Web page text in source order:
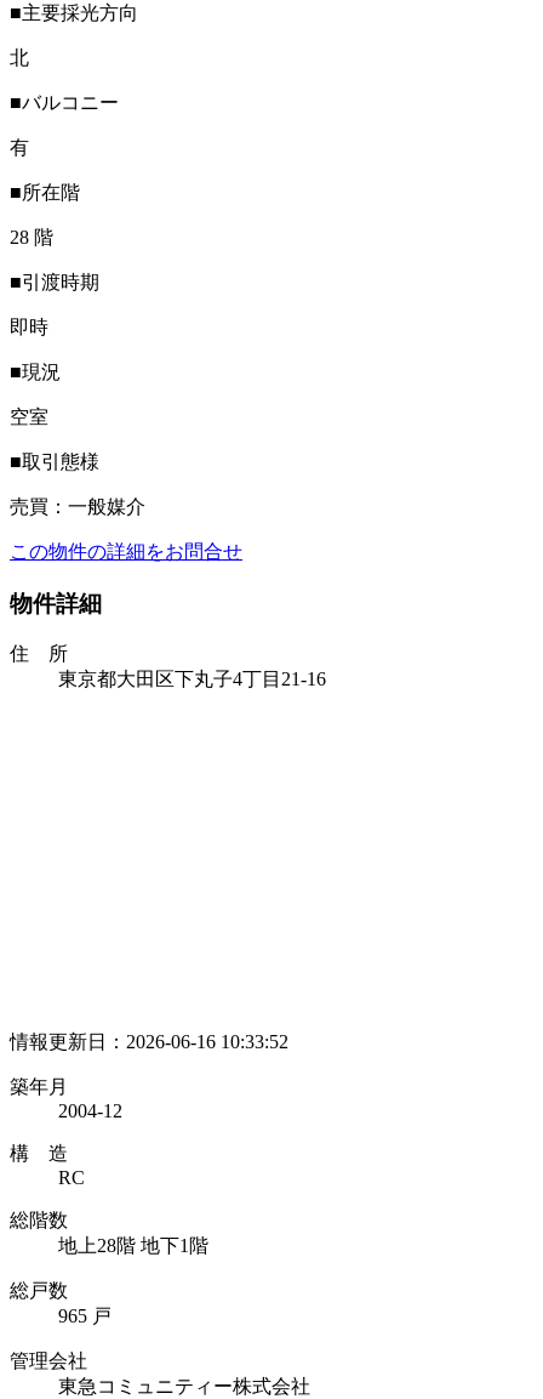
■主要採光方向
北
■バルコニー
有
■所在階
28 階
■引渡時期
即時
■現況
空室
■取引態様
売買：一般媒介
この物件の詳細をお問合せ
物件詳細
住 所
東京都大田区下丸子4丁目21-16
情報更新日：2026-06-16 10:33:52
築年月
2004-12
構 造
RC
総階数
地上28階 地下1階
総戸数
965 戸
管理会社
東急コミュニティー株式会社